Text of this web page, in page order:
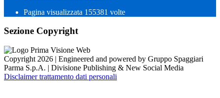
Pagina visualizzata 155381 volte
Sezione Copyright
Copyright 2026 | Engineered and powered by Gruppo Spaggiari
Parma S.p.A. | Divisione Publishing & New Social Media
Disclaimer trattamento dati personali